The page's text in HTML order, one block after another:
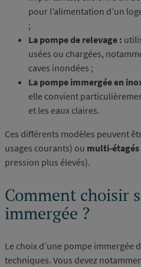
pour l’alimentation d’un
;
La pompe de relevage :
usées ou chargées,
caves inondées ;
La pompe immergée en
elle convient
et les eaux claires.
Ces différents modèles peuvent
usages courants) ou multi-étagés
pression plus élevés).
Comment choisir
immergée ?
Le choix d’une pompe immergée
techniques. Vous devez